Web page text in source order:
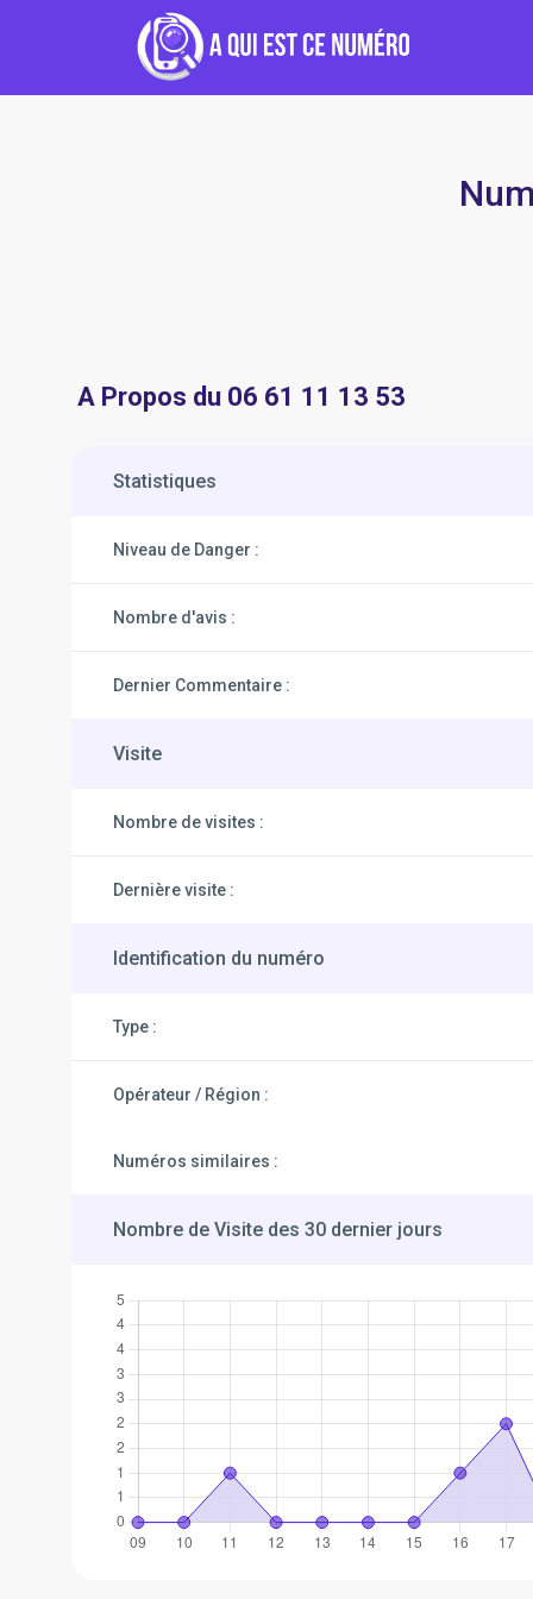
A Propos du 06 61 11 13 53
Statistiques
Niveau de Danger :
Nombre d'avis :
Dernier Commentaire :
Visite
Nombre de visites :
Dernière visite :
Identification du numéro
Type :
Opérateur / Région :
Numéros similaires :
Nombre de Visite des 30 dernier jours